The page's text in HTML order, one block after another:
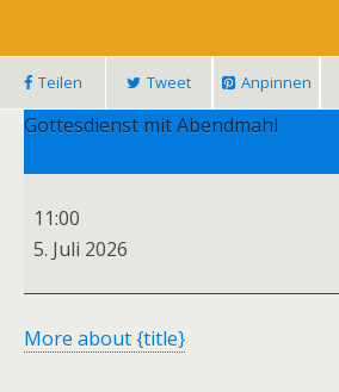
Teilen Tweet Anpinnen
Gottesdienst mit Abendmahl
11:00
5. Juli 2026
More about {title}